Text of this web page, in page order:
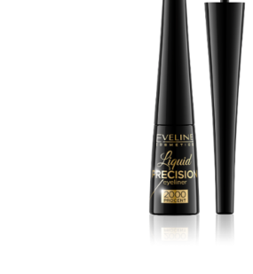
OPCIÓK VÁLASZTÁSA